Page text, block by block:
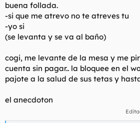
buena follada.
-si que me atrevo no te atreves tu
-yo si
(se levanta y se va al baño)
cogi, me levante de la mesa y me
cuenta sin pagar.. la bloquee en el
pajote a la salud de sus tetas y
el anecdoton